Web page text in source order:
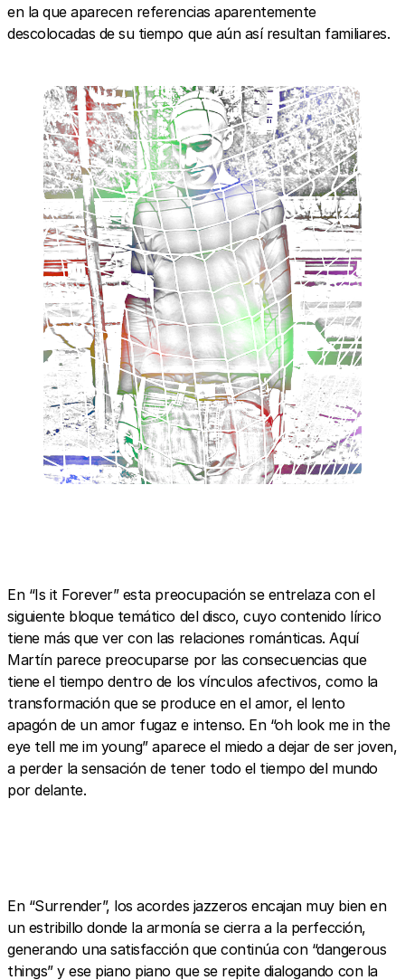
en la que aparecen referencias aparentemente
descolocadas de su tiempo que aún así resultan familiares.
En “Is it Forever” esta preocupación se entrelaza con el
siguiente bloque temático del disco, cuyo contenido lírico
tiene más que ver con las relaciones románticas. Aquí
Martín parece preocuparse por las consecuencias que
tiene el tiempo dentro de los vínculos afectivos, como la
transformación que se produce en el amor, el lento
apagón de un amor fugaz e intenso. En “oh look me in the
eye tell me im young” aparece el miedo a dejar de ser joven,
a perder la sensación de tener todo el tiempo del mundo
por delante.
En “Surrender”, los acordes jazzeros encajan muy bien en
un estribillo donde la armonía se cierra a la perfección,
generando una satisfacción que continúa con “dangerous
things” y ese piano piano que se repite dialogando con la